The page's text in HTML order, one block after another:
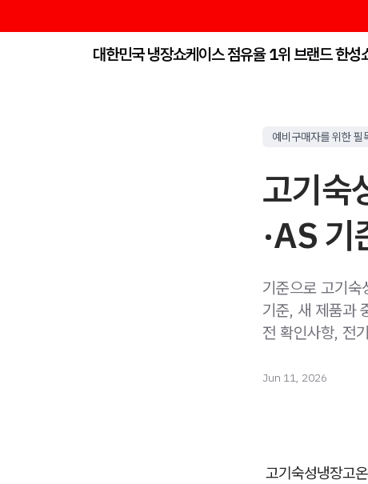
대한민국 냉장쇼케이스 점유율 1위 브랜드 한성
예비구매자를 위한 필
고기숙
·AS 기
기준으로 고기
기준, 새 제품과
전 확인사항, 전
Jun 11, 2026
고기숙성냉장고